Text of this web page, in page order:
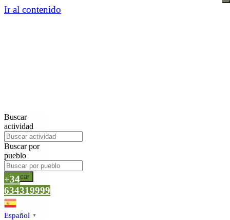
Ir al contenido
Buscar
actividad
Buscar por
pueblo
Buscar
+34
634319999
Español ▼